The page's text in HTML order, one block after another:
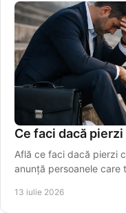
Ce faci dacă
Află ce faci dacă pierzi
anunță persoanele care
13 iulie 2026